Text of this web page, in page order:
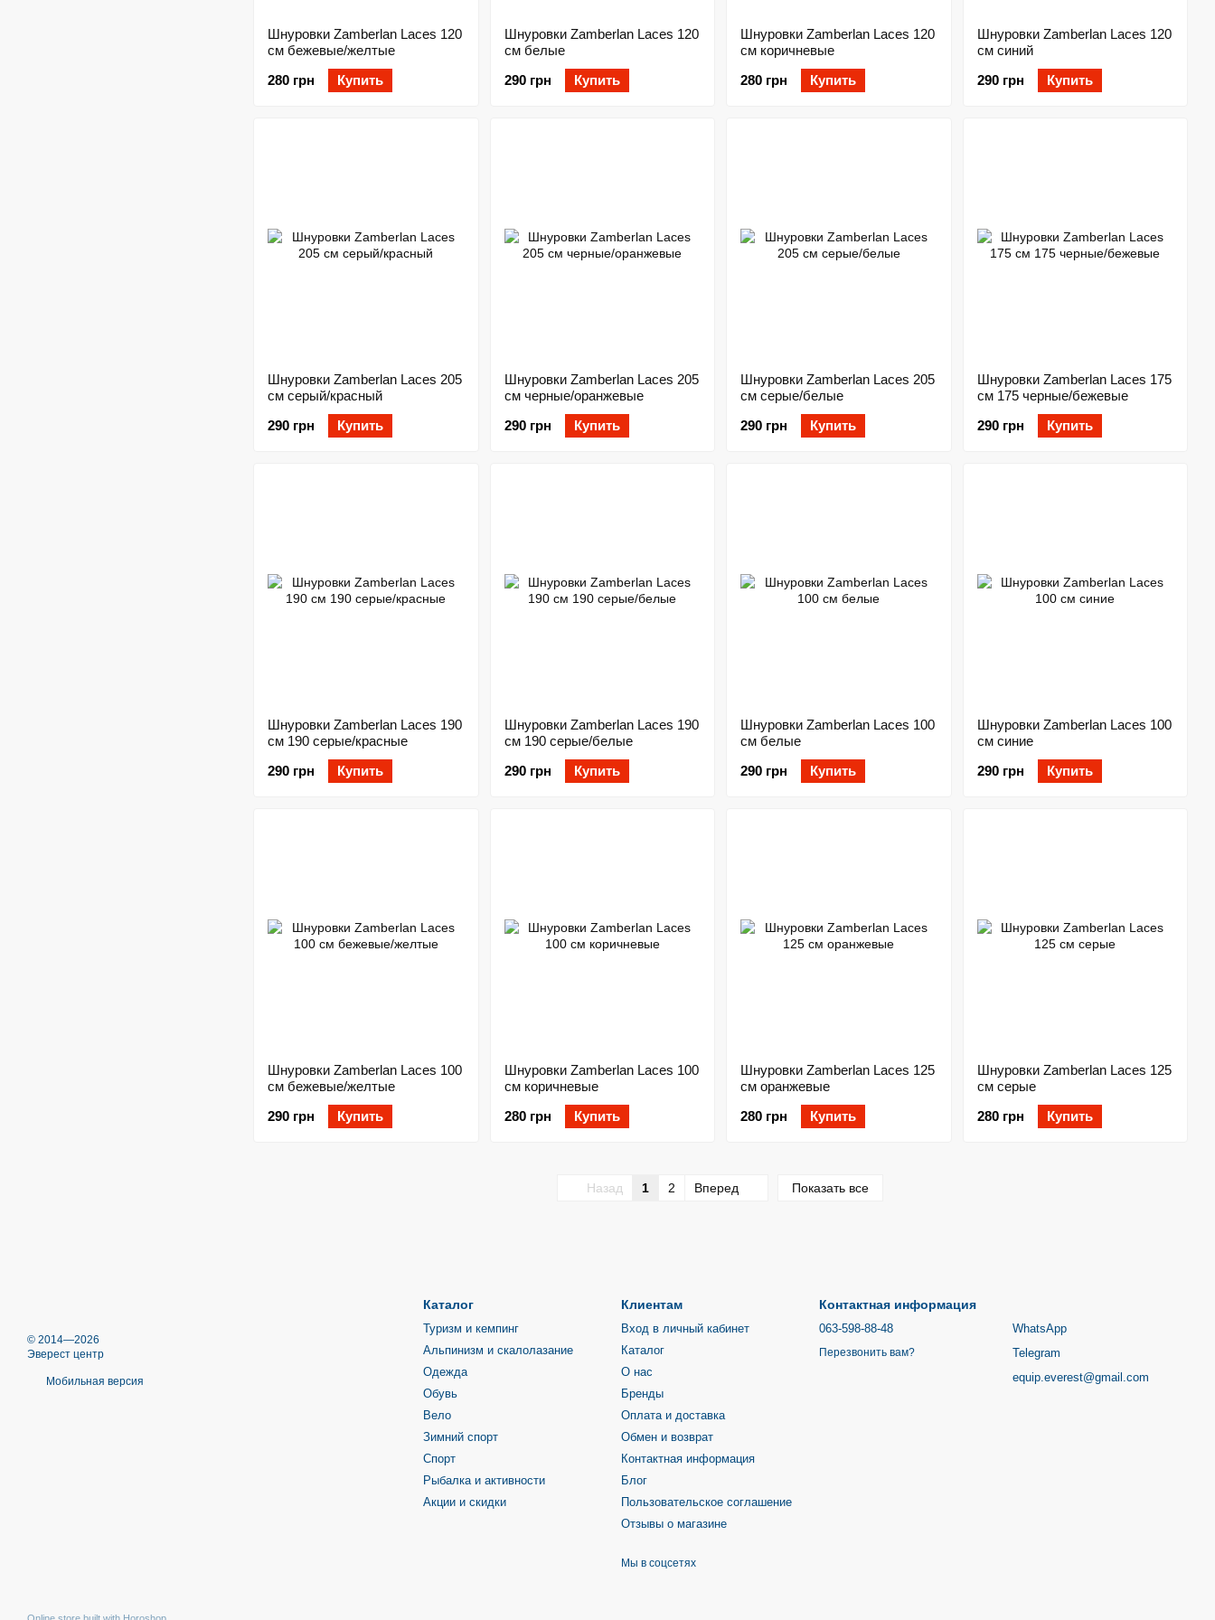
Шнуровки Zamberlan Laces 120
см бежевые/желтые
280 грн
Купить
Шнуровки Zamberlan Laces 120
см белые
290 грн
Купить
Шнуровки Zamberlan Laces 120
см коричневые
280 грн
Купить
Шнуровки Zamberlan Laces 120
см синий
290 грн
Купить
Шнуровки Zamberlan Laces 205
см серый/красный
290 грн
Купить
Шнуровки Zamberlan Laces 205
см черные/оранжевые
290 грн
Купить
Шнуровки Zamberlan Laces 205
см серые/белые
290 грн
Купить
Шнуровки Zamberlan Laces 175
см 175 черные/бежевые
290 грн
Купить
Шнуровки Zamberlan Laces 190
см 190 серые/красные
290 грн
Купить
Шнуровки Zamberlan Laces 190
см 190 серые/белые
290 грн
Купить
Шнуровки Zamberlan Laces 100
см белые
290 грн
Купить
Шнуровки Zamberlan Laces 100
см синие
290 грн
Купить
Шнуровки Zamberlan Laces 100
см бежевые/желтые
290 грн
Купить
Шнуровки Zamberlan Laces 100
см коричневые
280 грн
Купить
Шнуровки Zamberlan Laces 125
см оранжевые
280 грн
Купить
Шнуровки Zamberlan Laces 125
см серые
280 грн
Купить
Назад 1 2 Вперед Показать все
© 2014—2026
Эверест центр
Мобильная версия
Каталог
Туризм и кемпинг
Альпинизм и скалолазание
Одежда
Обувь
Вело
Зимний спорт
Спорт
Рыбалка и активности
Акции и скидки
Клиентам
Вход в личный кабинет
Каталог
О нас
Бренды
Оплата и доставка
Обмен и возврат
Контактная информация
Блог
Пользовательское соглашение
Отзывы о магазине
Мы в соцсетях
Контактная информация
063-598-88-48
Перезвонить вам?
WhatsApp
Telegram
equip.everest@gmail.com